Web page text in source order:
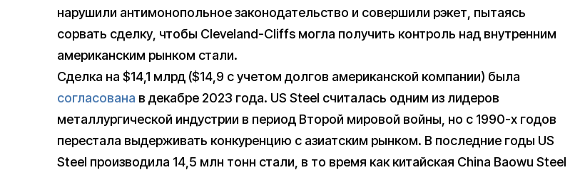
нарушили антимонопольное законодательство и совершили рэкет, пытаясь
сорвать сделку, чтобы Cleveland-Cliffs могла получить контроль над внутренним
американским рынком стали.
Сделка на $14,1 млрд ($14,9 с учетом долгов американской компании) была
согласована в декабре 2023 года. US Steel считалась одним из лидеров
металлургической индустрии в период Второй мировой войны, но с 1990-х годов
перестала выдерживать конкуренцию с азиатским рынком. В последние годы US
Steel производила 14,5 млн тонн стали, в то время как китайская China Baowu Steel